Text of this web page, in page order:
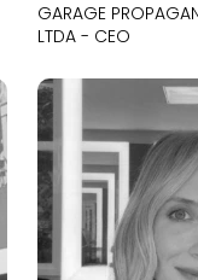
GARAGE
LTDA - CEO